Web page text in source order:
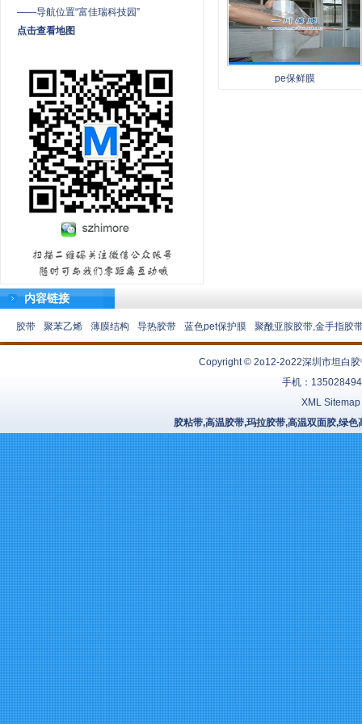
——导航位置“富佳瑞科技园”
点击查看地图
pe保鲜膜
内容链接
胶带 聚苯乙烯 薄膜结构 导热胶带 蓝色pet保护膜 聚酰亚胺胶带,金手指胶
Copyright © 2o12-2o22深圳市坦白
手机：
XML Sitemap
胶粘带,高温胶带,玛拉胶带,高温双面胶,绿